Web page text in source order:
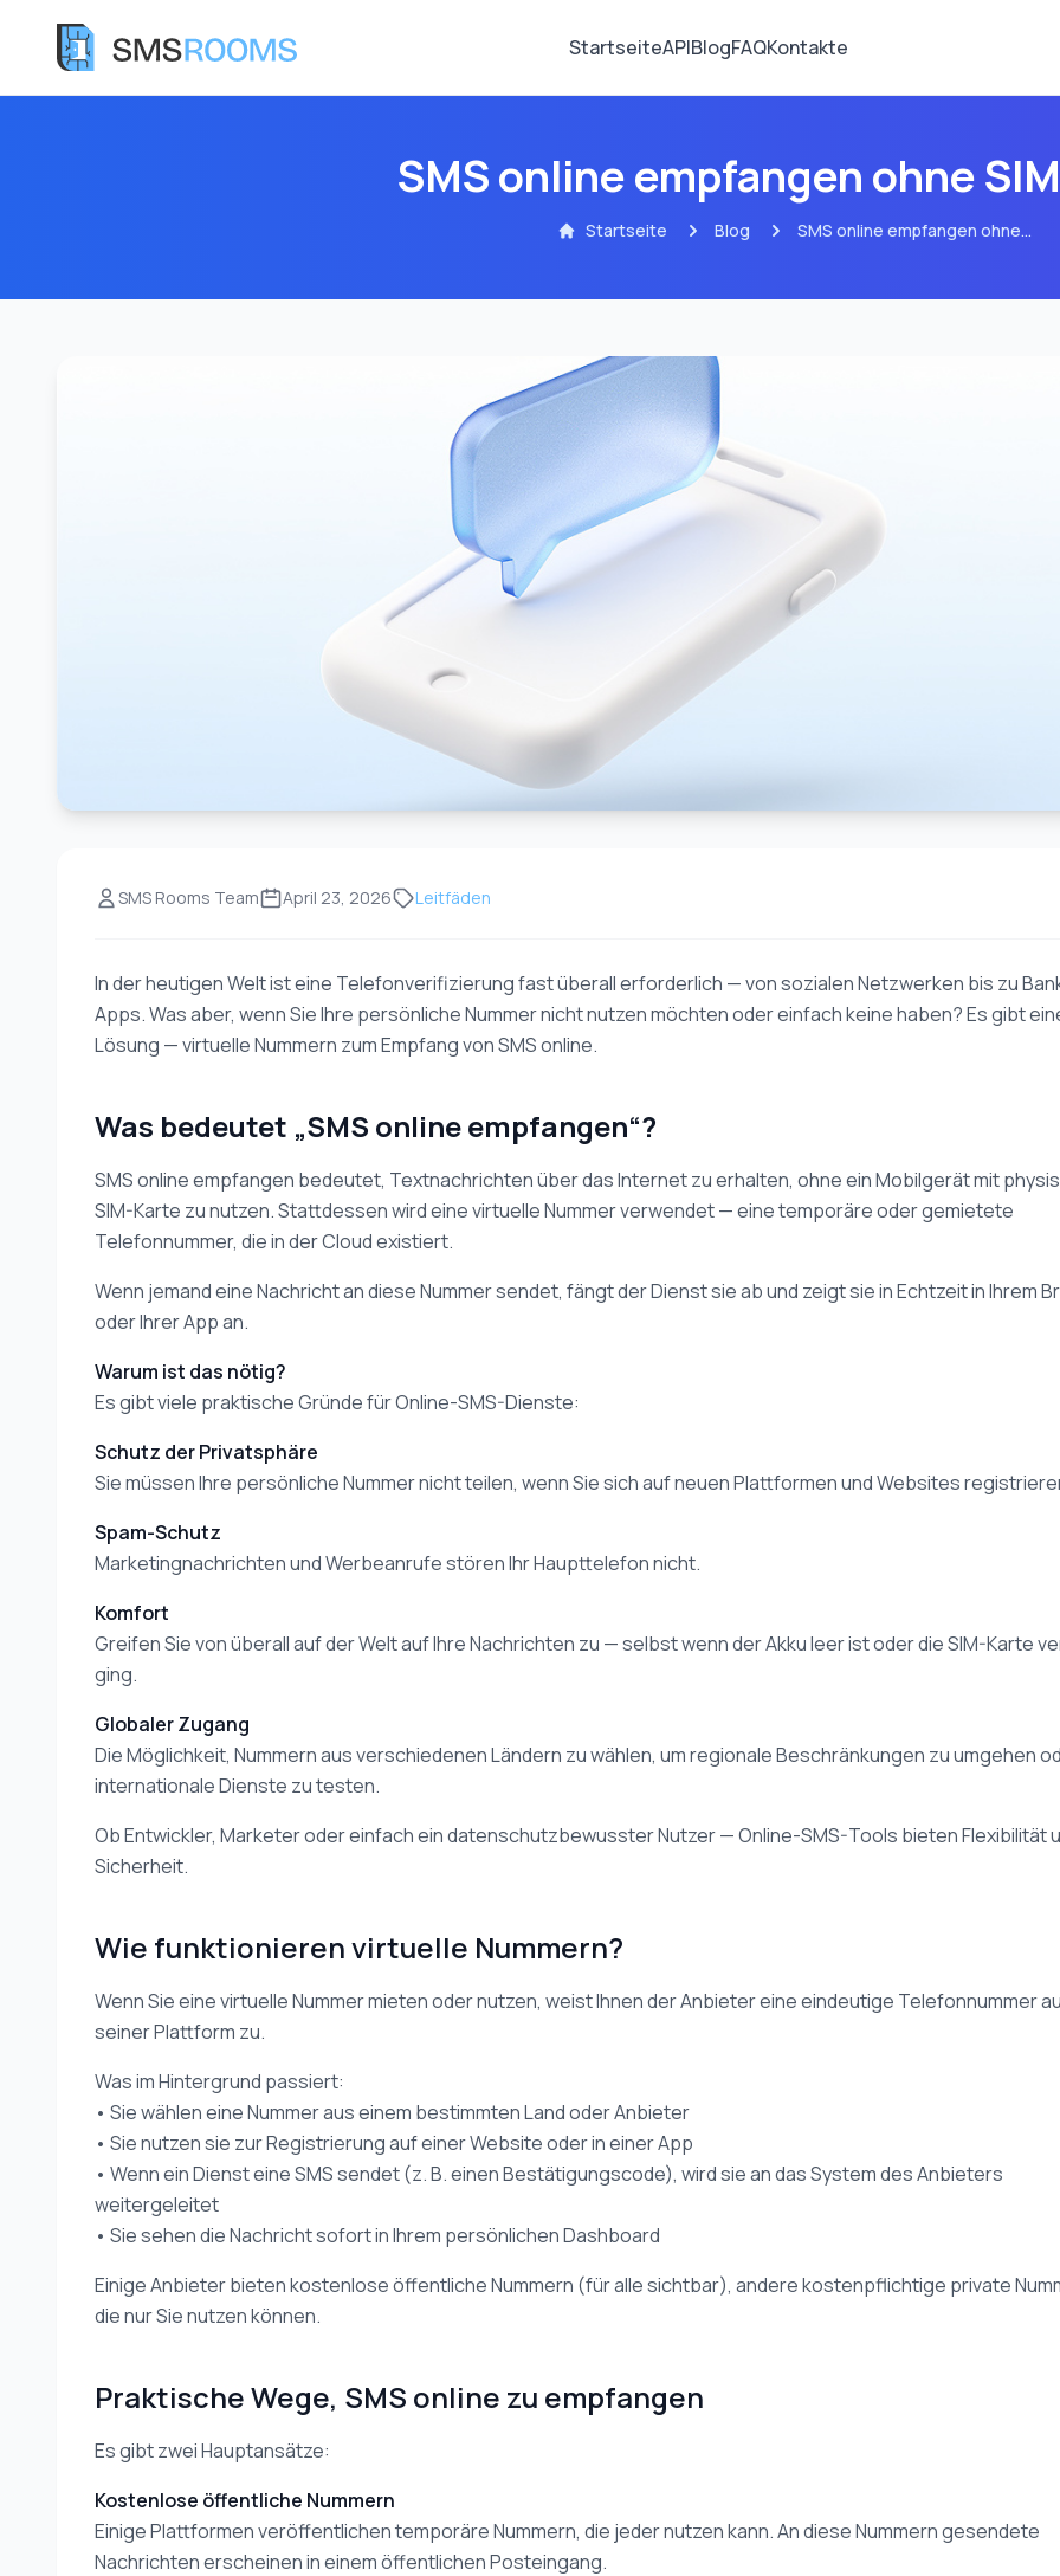
StartseiteAPIBlogFAQKontakte
SMS online empfangen ohne
Startseite Blog
SMS online empfangen ohne
SMS Rooms Team April 23, 2026 Leitfäden
In der heutigen Welt ist eine Telefonverifizierung fast überall erforderlich — von sozialen Netzwerken bis zu
Apps. Was aber, wenn Sie Ihre persönliche Nummer nicht nutzen möchten oder einfach keine haben? Es gibt
Lösung — virtuelle Nummern zum Empfang von SMS online.
Was bedeutet „SMS online empfangen“?
SMS online empfangen bedeutet, Textnachrichten über das Internet zu erhalten, ohne ein Mobilgerät mit
SIM-Karte zu nutzen. Stattdessen wird eine virtuelle Nummer verwendet — eine temporäre oder gemietete
Telefonnummer, die in der Cloud existiert.
Wenn jemand eine Nachricht an diese Nummer sendet, fängt der Dienst sie ab und zeigt sie in Echtzeit in Ihrem
oder Ihrer App an.
Warum ist das nötig?
Es gibt viele praktische Gründe für Online-SMS-Dienste:
Schutz der Privatsphäre
Sie müssen Ihre persönliche Nummer nicht teilen, wenn Sie sich auf neuen Plattformen und Websites
Spam-Schutz
Marketingnachrichten und Werbeanrufe stören Ihr Haupttelefon nicht.
Komfort
Greifen Sie von überall auf der Welt auf Ihre Nachrichten zu — selbst wenn der Akku leer ist oder die SIM-Karte
ging.
Globaler Zugang
Die Möglichkeit, Nummern aus verschiedenen Ländern zu wählen, um regionale Beschränkungen zu umgehen
internationale Dienste zu testen.
Ob Entwickler, Marketer oder einfach ein datenschutzbewusster Nutzer — Online-SMS-Tools bieten Flexibilität
Sicherheit.
Wie funktionieren virtuelle Nummern?
Wenn Sie eine virtuelle Nummer mieten oder nutzen, weist Ihnen der Anbieter eine eindeutige Telefonnummer
seiner Plattform zu.
Was im Hintergrund passiert:
• Sie wählen eine Nummer aus einem bestimmten Land oder Anbieter
• Sie nutzen sie zur Registrierung auf einer Website oder in einer App
• Wenn ein Dienst eine SMS sendet (z. B. einen Bestätigungscode), wird sie an das System des Anbieters
weitergeleitet
• Sie sehen die Nachricht sofort in Ihrem persönlichen Dashboard
Einige Anbieter bieten kostenlose öffentliche Nummern (für alle sichtbar), andere kostenpflichtige private
die nur Sie nutzen können.
Praktische Wege, SMS online zu empfangen
Es gibt zwei Hauptansätze:
Kostenlose öffentliche Nummern
Einige Plattformen veröffentlichen temporäre Nummern, die jeder nutzen kann. An diese Nummern gesendete
Nachrichten erscheinen in einem öffentlichen Posteingang.